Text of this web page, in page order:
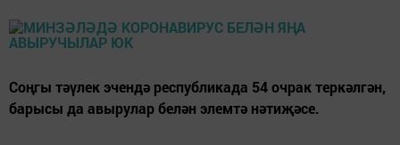
Соңгы тәүлек эчендә республикада 54 очрак теркәлгән,
барысы да авырулар белән элемтә нәтиҗәсе.